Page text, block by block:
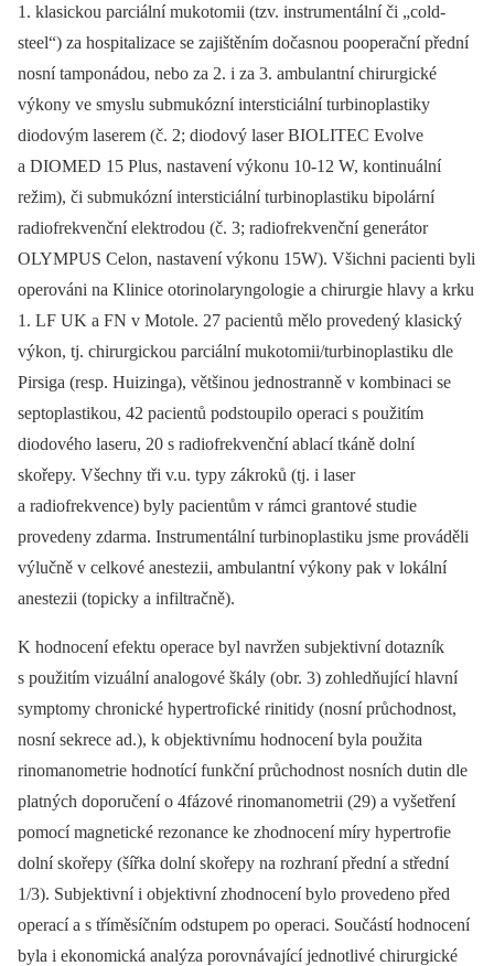
1. klasickou parciální mukotomii (tzv. instrumentální či „cold-
steel“) za hospitalizace se zajištěním dočasnou pooperační přední
nosní tamponádou, nebo za 2. i za 3. ambulantní chirurgické
výkony ve smyslu submukózní intersticiální turbinoplastiky
diodovým laserem (č. 2; diodový laser BIOLITEC Evolve
a DIOMED 15 Plus, nastavení výkonu 10-12 W, kontinuální
režim), či submukózní intersticiální turbinoplastiku bipolární
radiofrekvenční elektrodou (č. 3; radiofrekvenční generátor
OLYMPUS Celon, nastavení výkonu 15W). Všichni pacienti byli
operováni na Klinice otorinolaryngologie a chirurgie hlavy a krku
1. LF UK a FN v Motole. 27 pacientů mělo provedený klasický
výkon, tj. chirurgickou parciální mukotomii/turbinoplastiku dle
Pirsiga (resp. Huizinga), většinou jednostranně v kombinaci se
septoplastikou, 42 pacientů podstoupilo operaci s použitím
diodového laseru, 20 s radiofrekvenční ablací tkáně dolní
skořepy. Všechny tři v.u. typy zákroků (tj. i laser
a radiofrekvence) byly pacientům v rámci grantové studie
provedeny zdarma. Instrumentální turbinoplastiku jsme prováděli
výlučně v celkové anestezii, ambulantní výkony pak v lokální
anestezii (topicky a infiltračně).
K hodnocení efektu operace byl navržen subjektivní dotazník
s použitím vizuální analogové škály (obr. 3) zohledňující hlavní
symptomy chronické hypertrofické rinitidy (nosní průchodnost,
nosní sekrece ad.), k objektivnímu hodnocení byla použita
rinomanometrie hodnotící funkční průchodnost nosních dutin dle
platných doporučení o 4fázové rinomanometrii (29) a vyšetření
pomocí magnetické rezonance ke zhodnocení míry hypertrofie
dolní skořepy (šířka dolní skořepy na rozhraní přední a střední
1/3). Subjektivní i objektivní zhodnocení bylo provedeno před
operací a s tříměsíčním odstupem po operaci. Součástí hodnocení
byla i ekonomická analýza porovnávající jednotlivé chirurgické